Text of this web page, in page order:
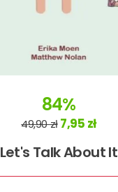
84%
49,90 zł 7,95 zł
Let's Talk About It